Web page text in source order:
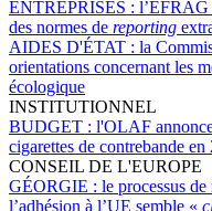
ENTREPRISES : l’EFRAG
des normes de reporting
AIDES D'ÉTAT : la
orientations concernant les
écologique
INSTITUTIONNEL
BUDGET : l'OLAF
cigarettes de contrebande en
CONSEIL DE L'EUROPE
GÉORGIE : le processus
l’adhésion à l’UE semble «